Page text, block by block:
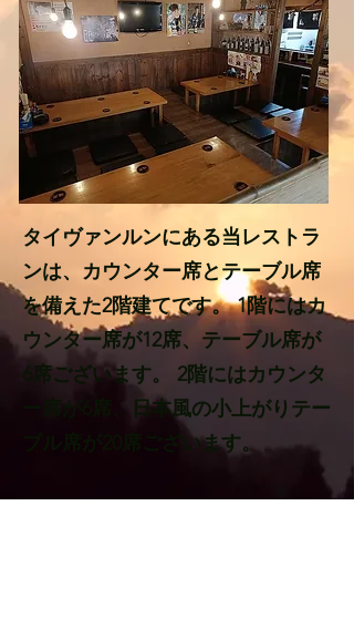
タイヴァンルンにある当レストラ
ンは、カウンター席とテーブル席
を備えた2階建てです。 1階にはカ
ウンター席が12席、テーブル席が
6席ございます。 2階にはカウンタ
ー席が6席、日本風の小上がりテー
ブル席が20席ございます。